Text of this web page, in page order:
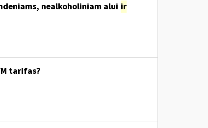
nealkoholiniam alui ir
tarifas?